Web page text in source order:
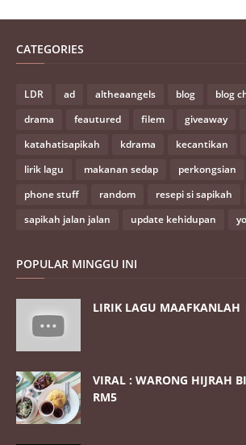
CATEGORIES
LDR ad altheaangels blog blog
drama
feautured filem giveaway
katahatisapikah
kdrama kecantikan
lirik lagu
makanan sedap perkongsian
phone stuff
random resepi si sapikah
sapikah jalan jalan
update kehidupan
POPULAR MINGGU INI
LIRIK LAGU MAAFKANLAH
VIRAL : WARONG HIJRAH
RM5